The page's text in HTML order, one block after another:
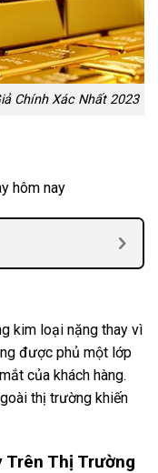
Chính Xác Nhất 2023
hôm nay
kim loại nặng thay vì
được phủ một lớp
của khách hàng.
thị trường khiến
Trên Thị Trường